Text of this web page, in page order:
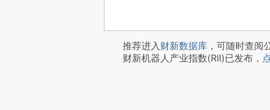
推荐进入财新数据库 ，可随时查阅
财新机器人产业指数(RII)已发布，